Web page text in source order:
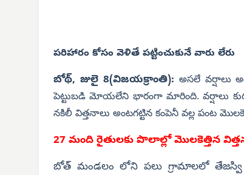
పరిహారం కోసం వెళితే పట్టించుకునే వారు లేరు
బోథ్, జులై 8(విజయక్రాంతి): అసలే వర్షాలు
పెట్టుబడి మోయలేని భారంగా మారింది. వర్షాలు
నకిలీ విత్తనాలు అంటగట్టిన కంపెనీ వల్ల పంట
27 మంది రైతులకు పొలాల్లో మొలకెత్తిన
బోత్ మండలం లోని పలు గ్రామాలలో తేజస్వి